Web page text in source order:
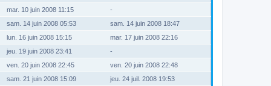
mar. 10 juin 2008 11:15
-
sam. 14 juin 2008 05:53
sam. 14 juin 2008 18:47
lun. 16 juin 2008 15:15
mar. 17 juin 2008 22:16
jeu. 19 juin 2008 23:41
-
ven. 20 juin 2008 22:45
ven. 20 juin 2008 22:48
sam. 21 juin 2008 15:09 jeu. 24 juil. 2008 19:53